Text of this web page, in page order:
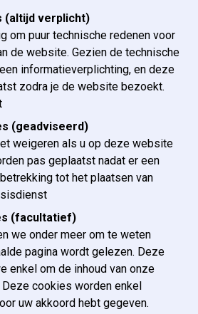
(altijd verplicht)
om puur technische redenen voor
de website. Gezien de technische
informatieverplichting, en deze
zodra je de website bezoekt.
(geadviseerd)
weigeren als u op deze website
pas geplaatst nadat er een
tot het plaatsen van
(facultatief)
we onder meer om te weten
pagina wordt gelezen. Deze
enkel om de inhoud van onze
cookies worden enkel
uw akkoord hebt gegeven.
het internationaal
(Juni 2026)
2026
penaal editie